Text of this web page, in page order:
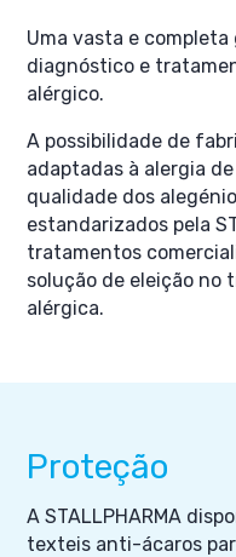
Uma vasta e
diagnóstico e
alérgico.
A possibilidade de
adaptadas à alergia
qualidade dos
estandarizados pela
tratamentos
solução de eleição no
alérgica.
Proteção
A STALLPHARMA
texteis anti-ácaros